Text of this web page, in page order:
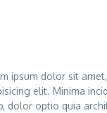
ipsum dolor sit amet,
elit. Minima
dolor optio quia